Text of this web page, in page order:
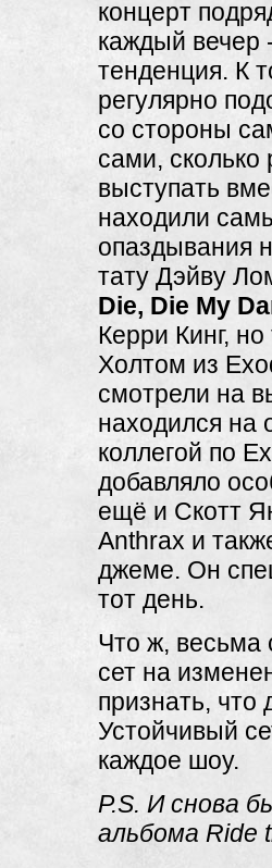
концерт
каждый вечер
тенденция. К
регулярно
со стороны
сами, сколько
выступать
находили
опаздывания
тату Дэйву
Die, Die My
Керри Кинг,
Холтом из
смотрели на
находился на
коллегой по
добавляло
ещё и Скотт
Anthrax и
джеме. Он
тот день.
Что ж, весьма
сет на
признать, что
Устойчивый
каждое шоу.
P.S. И снова
альбома Ride